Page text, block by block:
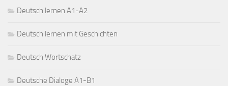
Deutsch lernen A1-A2
Deutsch lernen mit Geschichten
Deutsch Wortschatz
Deutsche Dialoge A1-B1